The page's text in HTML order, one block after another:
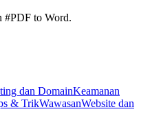
#PDF to Word.
dan DomainKeamanan
& TrikWawasanWebsite dan